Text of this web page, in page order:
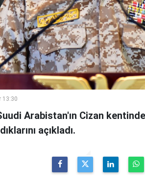
13:30
Arabistan'ın Cizan
açıkladı.